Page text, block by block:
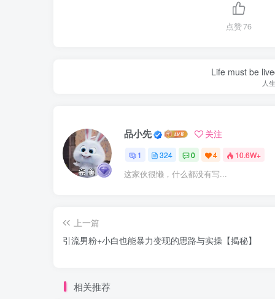
点赞76
Life must be
人
品小先 关注
1 324 0 4 10.6W+
这家伙很懒，什么都没有写...
上一篇
引流男粉+小白也能暴力变现的思路与实操【揭秘】
相关推荐